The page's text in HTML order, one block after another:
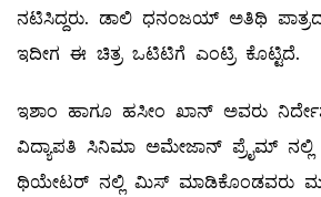
ನಟಿಸಿದ್ದರು. ಡಾಲಿ ಧನಂಜಯ್ ಅತಿಥಿ
ಇದೀಗ ಈ ಚಿತ್ರ ಒಟಿಟಿಗೆ ಎಂಟ್ರಿ ಕೊಟ್ಟಿದೆ.
ಇಶಾಂ ಹಾಗೂ ಹಸೀಂ ಖಾನ್ ಅವರು
ವಿದ್ಯಾಪತಿ ಸಿನಿಮಾ ಅಮೇಜಾನ್‌ ಪ್ರೈಮ್‌ ನಲ್ಲಿ
ಥಿಯೇಟರ್‌ ನಲ್ಲಿ ಮಿಸ್‌ ಮಾಡಿಕೊಂಡವರು